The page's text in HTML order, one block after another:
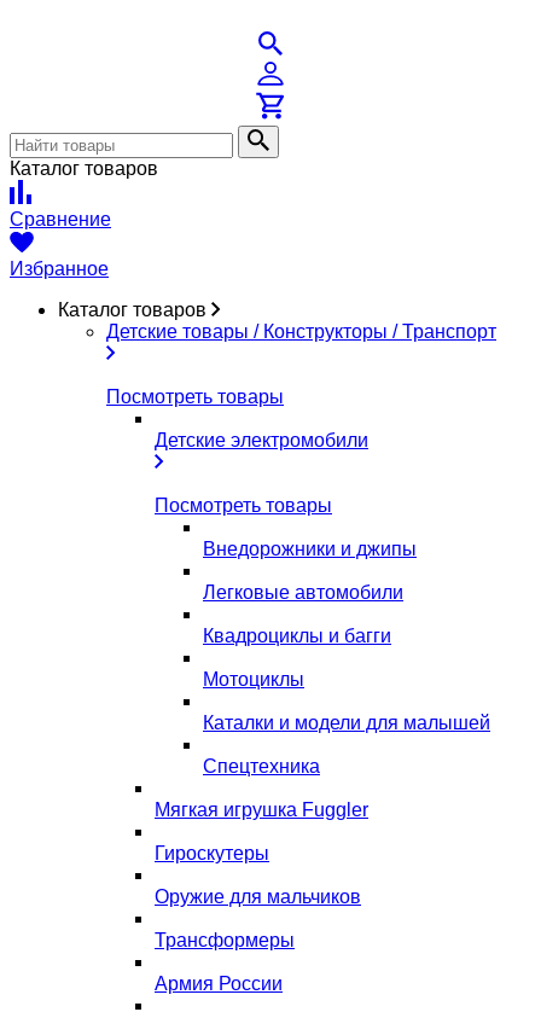
Каталог товаров
Сравнение
Избранное
Каталог товаров
Детские товары / Конструкторы / Транспорт
Посмотреть товары
Детские электромобили
Посмотреть товары
Внедорожники и джипы
Легковые автомобили
Квадроциклы и багги
Мотоциклы
Каталки и модели для малышей
Спецтехника
Мягкая игрушка Fuggler
Гироскутеры
Оружие для мальчиков
Трансформеры
Армия России